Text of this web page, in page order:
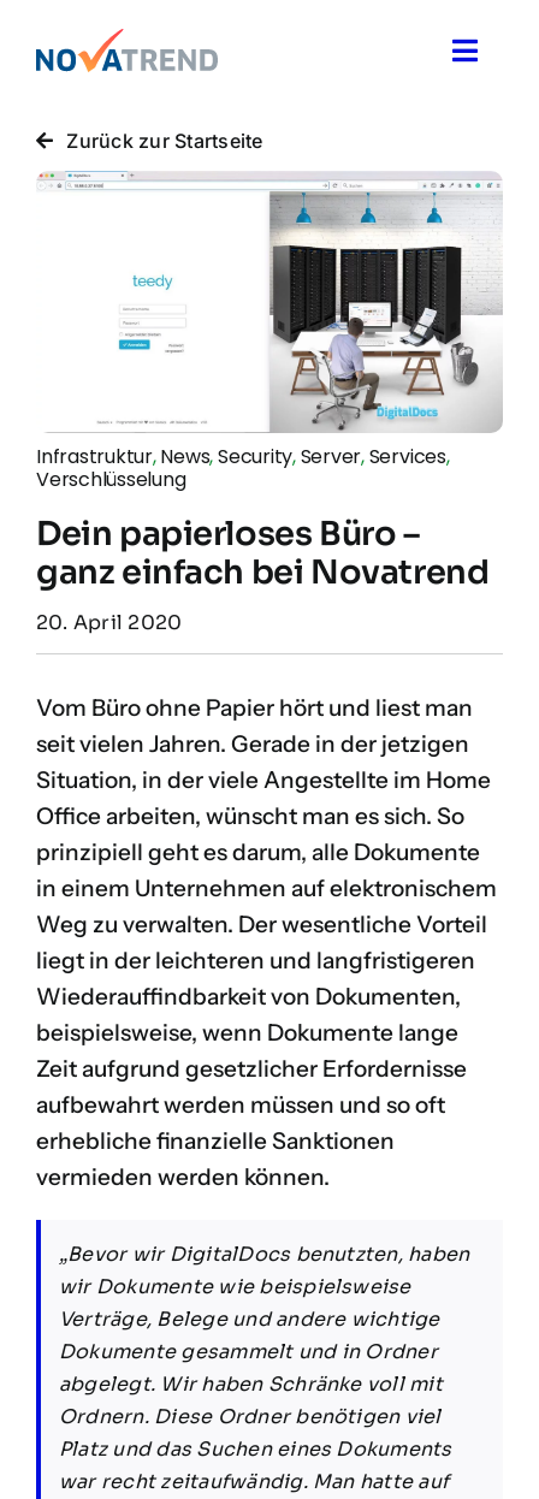
Inhalt
springen
Toggle
Blog
Themen & Ideen
Zurück zur Startseite
Infrastruktur,News,Security,Server,Services,
Verschlüsselung
Dein papierloses Büro –
ganz einfach bei Novatrend
20. April 2020
Vom Büro ohne Papier hört und liest man
seit vielen Jahren. Gerade in der jetzigen
Situation, in der viele Angestellte im Home
Office arbeiten, wünscht man es sich. So
prinzipiell geht es darum, alle Dokumente
in einem Unternehmen auf elektronischem
Weg zu verwalten. Der wesentliche Vorteil
liegt in der leichteren und langfristigeren
Wiederauffindbarkeit von Dokumenten,
beispielsweise, wenn Dokumente lange
Zeit aufgrund gesetzlicher Erfordernisse
aufbewahrt werden müssen und so oft
erhebliche finanzielle Sanktionen
vermieden werden können.
„Bevor wir DigitalDocs benutzten, haben
wir Dokumente wie beispielsweise
Verträge, Belege und andere wichtige
Dokumente gesammelt und in Ordner
abgelegt. Wir haben Schränke voll mit
Ordnern. Diese Ordner benötigen viel
Platz und das Suchen eines Dokuments
war recht zeitaufwändig. Man hatte auf